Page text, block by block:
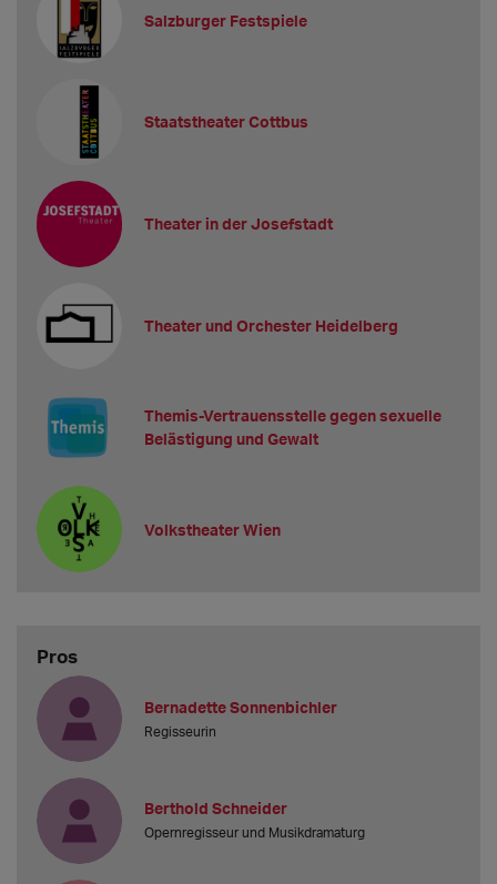
Salzburger Festspiele
Staatstheater Cottbus
Theater in der Josefstadt
Theater und Orchester Heidelberg
Themis-Vertrauensstelle gegen sexuelle
Belästigung und Gewalt
Volkstheater Wien
Pros
Bernadette Sonnenbichler
Regisseurin
Berthold Schneider
Opernregisseur und Musikdramaturg